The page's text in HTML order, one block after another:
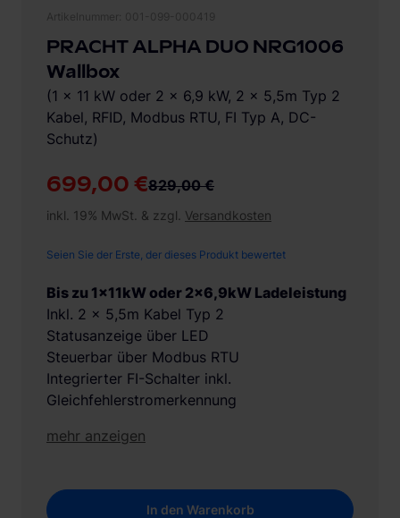
699,00 €829,00 €
inkl. 19% MwSt. & zzgl. Versandkosten
Seien Sie der Erste, der dieses Produkt bewertet
Bis zu 1x11kW oder 2x6,9kW Ladeleistung
Inkl. 2 x 5,5m Kabel Typ 2
Statusanzeige über LED
Steuerbar über Modbus RTU
Integrierter FI-Schalter inkl.
Gleichfehlerstromerkennung
mehr anzeigen
In den Warenkorb
PRACHT ALPHA DUO NRG1006
Wallbox
(1 x 11 kW oder 2 x 6,9 kW, 2 x 5,5m Typ 2
Kabel, RFID, Modbus RTU, FI Typ A, DC-
Schutz)